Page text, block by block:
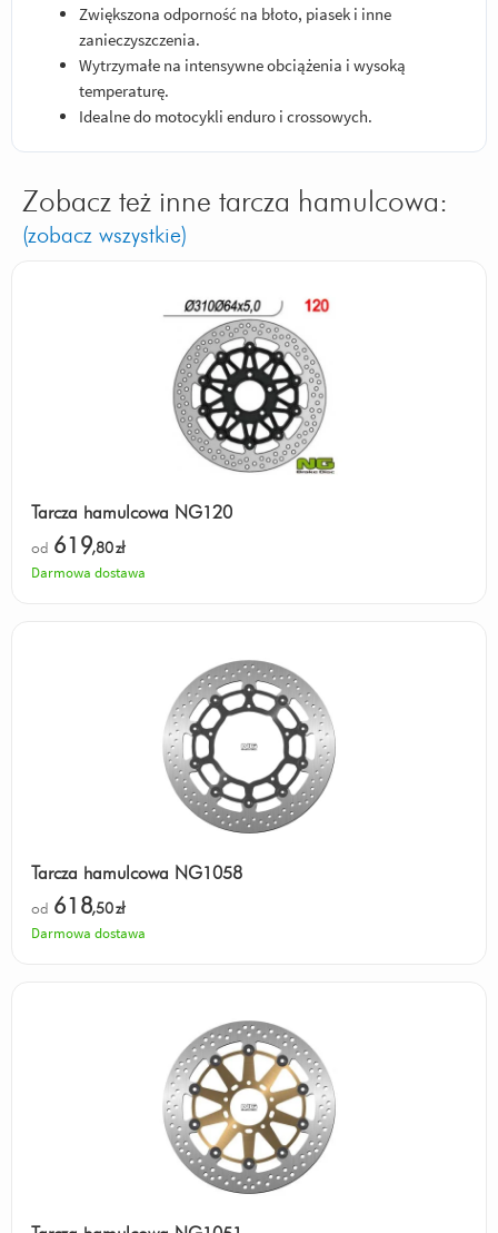
Zwiększona odporność na błoto, piasek i inne
zanieczyszczenia.
Wytrzymałe na intensywne obciążenia i wysoką
temperaturę.
Idealne do motocykli enduro i crossowych.
Zobacz też inne tarcza hamulcowa:
(zobacz wszystkie)
Tarcza hamulcowa NG120
od 619,80zł
Darmowa dostawa
Tarcza hamulcowa NG1058
od 618,50zł
Darmowa dostawa